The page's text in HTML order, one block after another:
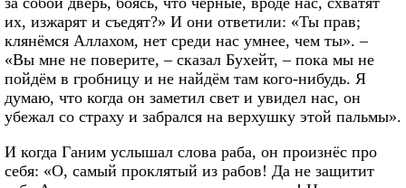
их, изжарят и съедят?» И они ответили: «Ты прав;
клянёмся Аллахом, нет среди нас умнее, чем ты». –
«Вы мне не поверите, – сказал Бухейт, – пока мы не
пойдём в гробницу и не найдём там кого-нибудь. Я
думаю, что когда он заметил свет и увидел нас, он
убежал со страху и забрался на верхушку этой пальмы».
И когда Ганим услышал слова раба, он произнёс про
себя: «О, самый проклятый из рабов! Да не защитит